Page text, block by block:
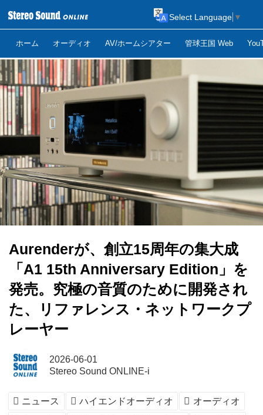
ホーム オーディオ AV/ホームシアター 管球王国 Web
Select Language ▼
Aurenderが、創立15周年の集大成
「A1 15th Anniversary Edition」を
発売。究極の音質のために開発され
た、リファレンス・ネットワークプ
レーヤー
2026-06-01
Stereo Sound ONLINE-i
ニュース ハイエンドオーディオ
オーディオ